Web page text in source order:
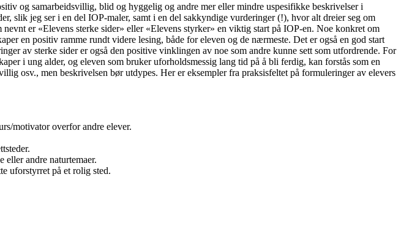
og samarbeidsvillig, blid og hyggelig og andre mer eller mindre uspesifikke beskrivelser i
slik jeg ser i en del IOP-maler, samt i en del sakkyndige vurderinger (!), hvor alt dreier seg om
er «Elevens sterke sider» eller «Elevens styrker» en viktig start på IOP-en. Noe konkret om
en positiv ramme rundt videre lesing, både for eleven og de nærmeste. Det er også en god start
av sterke sider er også den positive vinklingen av noe som andre kunne sett som utfordrende. For
i ung alder, og eleven som bruker uforholdsmessig lang tid på å bli ferdig, kan forstås som en
osv., men beskrivelsen bør utdypes. Her er eksempler fra praksisfeltet på formuleringer av elevers
motivator overfor andre elever.
eller andre naturtemaer.
uforstyrret på et rolig sted.